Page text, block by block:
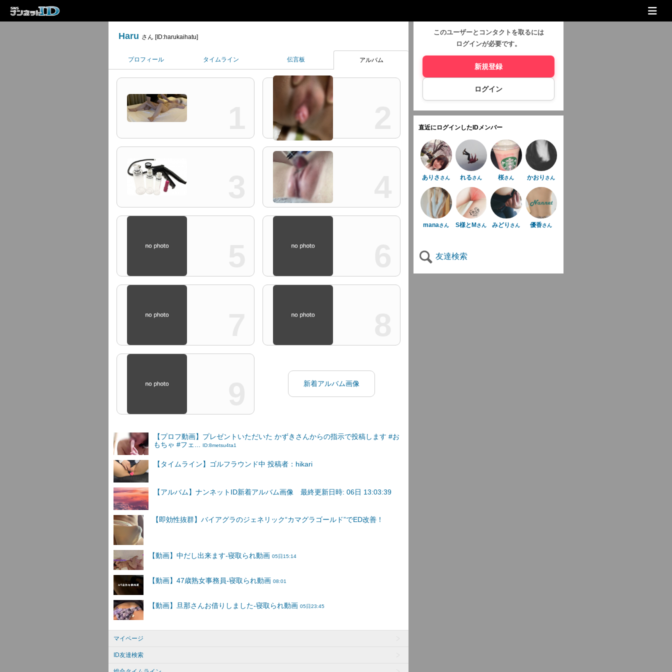
Haru さん [ID:harukaihatu]
プロフィール タイムライン 伝言板 アルバム
新着アルバム画像
【プロフ動画】プレゼントいただいた かずきさんからの指示で投稿します #お
もちゃ #フェ...
ID:8metsu4ta1
【タイムライン】ゴルフラウンド中 投稿者：hikari
【アルバム】ナンネットID新着アルバム画像 最終更新日時: 06日 13:03:39
マイページ
ID友達検索
このユーザーとコンタクトを取るには
ログインが必要です。
新規登録
ログイン
直近にログインしたIDメンバー
ありさ さん れるさん 桜さん かおり さん
manaさん S様とM さん みどり さん 優香さん
友達検索